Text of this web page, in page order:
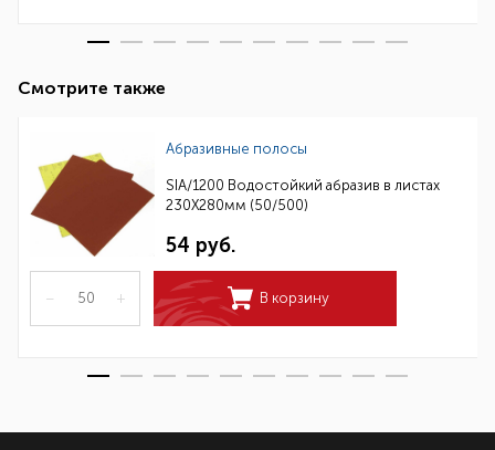
Смотрите также
Абразивные полосы
SIA/1200 Водостойкий абразив в листах
230Х280мм (50/500)
54 руб.
– + В корзину